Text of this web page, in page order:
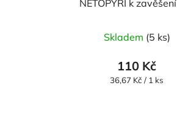
NETOPÝŘI k
Skladem (5 ks)
110 Kč
Měrná
36,67 Kč / 1 ks